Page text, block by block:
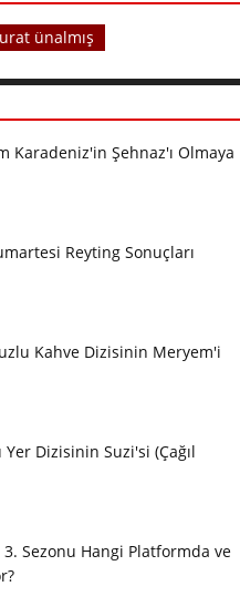
ünalmış
Karadeniz'in Şehnaz'ı Olmaya
Reyting Sonuçları
Kahve Dizisinin Meryem'i
Dizisinin Suzi'si (Çağıl
Sezonu Hangi Platformda ve